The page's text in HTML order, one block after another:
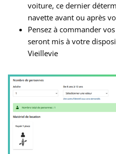
voiture, ce dernier
navette avant ou après
Pensez à commander
seront mis à votre
Vieillevie